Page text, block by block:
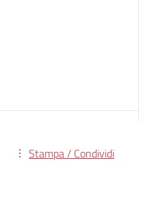
Stampa / Condividi